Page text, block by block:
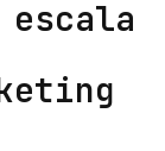
escala